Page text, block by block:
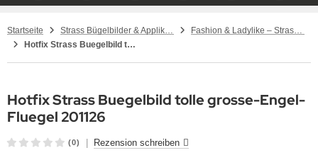
Startseite Strass Bügelbilder & Applikationen zum Aufbügeln
Fashion & Ladylike – Strass Bügelbilder und Motive
Hotfix Strass Buegelbild tolle grosse-Engel-Fluegel 201126
Hotfix Strass Buegelbild tolle grosse-Engel-
Fluegel 201126
(0) Rezension schreiben